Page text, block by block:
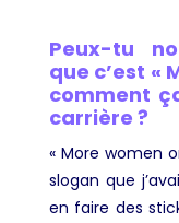
Peux-tu
que c’est «
comment
carrière ?
« More women
slogan que
en faire des